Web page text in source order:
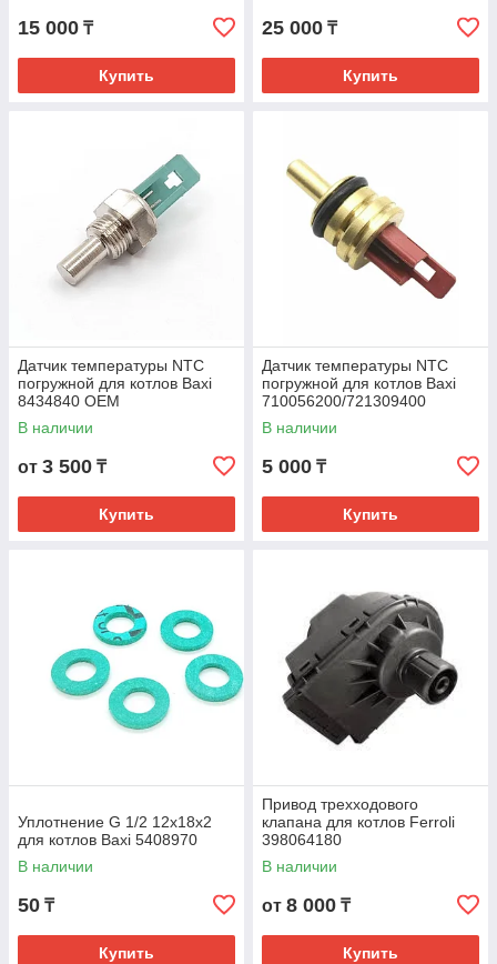
15 000 ₸
Купить
25 000 ₸
Купить
Датчик температуры NTC
погружной для котлов Baxi
8434840 OEM
В наличии
от 3 500 ₸
Купить
Датчик температуры NTC
погружной для котлов Baxi
710056200/721309400
В наличии
5 000 ₸
Купить
Уплотнение G 1/2 12x18x2
для котлов Baxi 5408970
В наличии
50 ₸
Купить
Привод трехходового
клапана для котлов Ferroli
398064180
В наличии
от 8 000 ₸
Купить